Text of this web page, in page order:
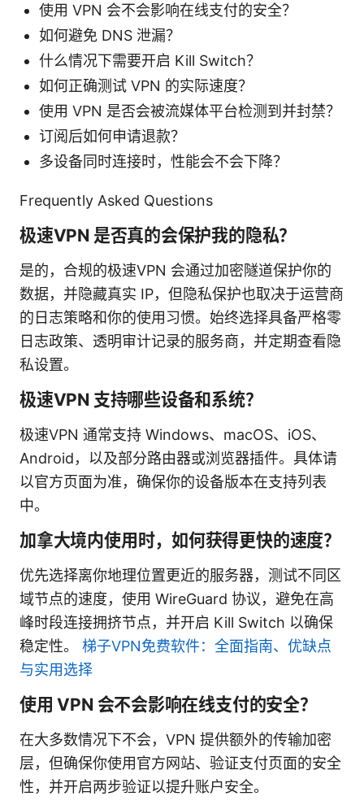
使用 VPN 会不会影响在线支付的安全？
如何避免 DNS 泄漏？
什么情况下需要开启 Kill Switch？
如何正确测试 VPN 的实际速度？
使用 VPN 是否会被流媒体平台检测到并封禁？
订阅后如何申请退款？
多设备同时连接时，性能会不会下降？
Frequently Asked Questions
极速VPN 是否真的会保护我的隐私？
是的，合规的极速VPN 会通过加密隧道保护你的
数据，并隐藏真实 IP，但隐私保护也取决于运营商
的日志策略和你的使用习惯。始终选择具备严格零
日志政策、透明审计记录的服务商，并定期查看隐
私设置。
极速VPN 支持哪些设备和系统？
极速VPN 通常支持 Windows、macOS、iOS、
Android，以及部分路由器或浏览器插件。具体请
以官方页面为准，确保你的设备版本在支持列表
中。
加拿大境内使用时，如何获得更快的速度？
优先选择离你地理位置更近的服务器，测试不同区
域节点的速度，使用 WireGuard 协议，避免在高
峰时段连接拥挤节点，并开启 Kill Switch 以确保
稳定性。 梯子VPN免费软件：全面指南、优缺点
与实用选择
使用 VPN 会不会影响在线支付的安全？
在大多数情况下不会，VPN 提供额外的传输加密
层，但确保你使用官方网站、验证支付页面的安全
性，并开启两步验证以提升账户安全。